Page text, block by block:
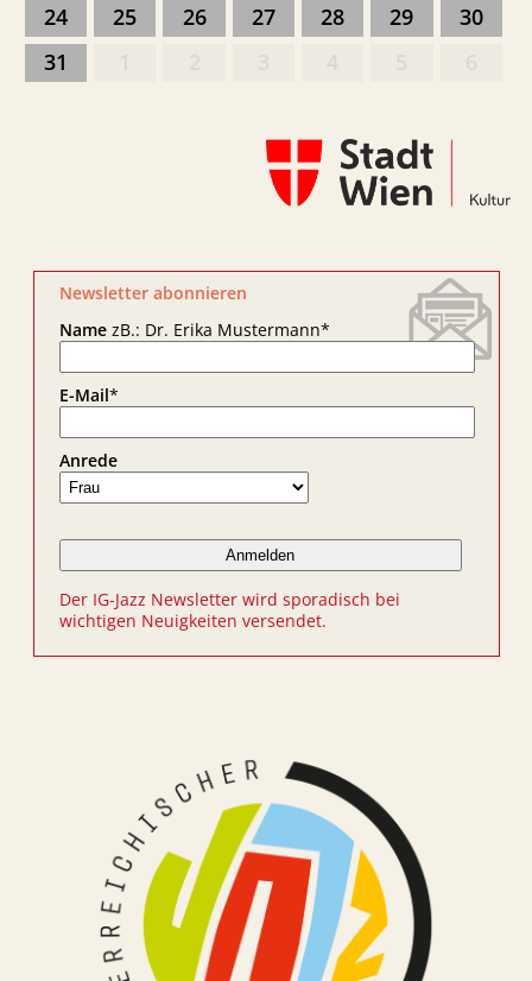
24
25 26 27 28 29
30
31
Newsletter abonnieren
NamezB.: Dr. Erika Mustermann*
E-Mail*
Anrede
Der IG-Jazz Newsletter wird sporadisch bei
wichtigen Neuigkeiten versendet.